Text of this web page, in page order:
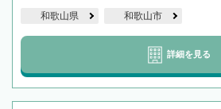
和歌山県 和歌山市
詳細を見る